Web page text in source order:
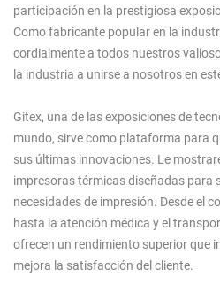
participación en la prestigiosa
Como fabricante popular en la
cordialmente a todos nuestros
la industria a unirse a nosotros en
Gitex, una de las exposiciones de
mundo, sirve como plataforma para
sus últimas innovaciones. Le
impresoras térmicas diseñadas para
necesidades de impresión. Desde el
hasta la atención médica y el
ofrecen un rendimiento superior que
mejora la satisfacción del cliente.